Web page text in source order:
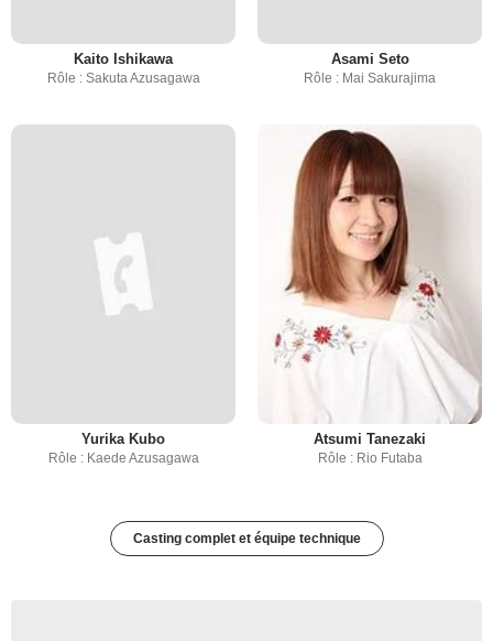
Kaito Ishikawa
Rôle : Sakuta Azusagawa
Asami Seto
Rôle : Mai Sakurajima
Yurika Kubo
Rôle : Kaede Azusagawa
Atsumi Tanezaki
Rôle : Rio Futaba
Casting complet et équipe technique